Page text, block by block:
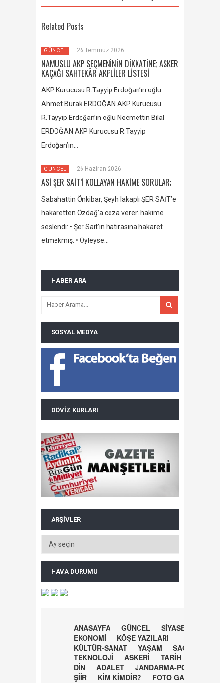
Related Posts
GÜNCEL 26 Temmuz 2026
NAMUSLU AKP SEÇMENİNİN DİKKATİNE; ASKER
KAÇAĞI SAHTEKÂR AKPLİLER LİSTESİ
AKP Kurucusu R.Tayyip Erdoğan’ın oğlu
Ahmet Burak ERDOĞAN AKP Kurucusu
R.Tayyip Erdoğan’ın oğlu Necmettin Bilal
ERDOĞAN AKP Kurucusu R.Tayyip
Erdoğan’ın…
GÜNCEL 26 Haziran 2026
ASİ ŞER SAİT’İ KOLLAYAN HAKİME SORULAR;
Sabahattin Önkibar, Şeyh lakaplı ŞER SAİT’e
hakaretten Özdağ’a ceza veren hakime
seslendi: • Şer Sait’in hatırasına hakaret
etmekmiş. • Öyleyse…
HABER ARA
SOSYAL MEDYA
DÖVIZ KURLARI
ARŞIVLER
HAVA DURUMU
ANASAYFA GÜNCEL
SİYASET
EKONOMİ
KÖŞE YAZILARI
KÜLTÜR-SANAT
YAŞAM
SAĞLIK
TEKNOLOJİ
ASKERİ
TARİH
DİN
ADALET
JANDARMA-POLİS
ŞİİR
KİM KİMDİR? FOTO GALERİ